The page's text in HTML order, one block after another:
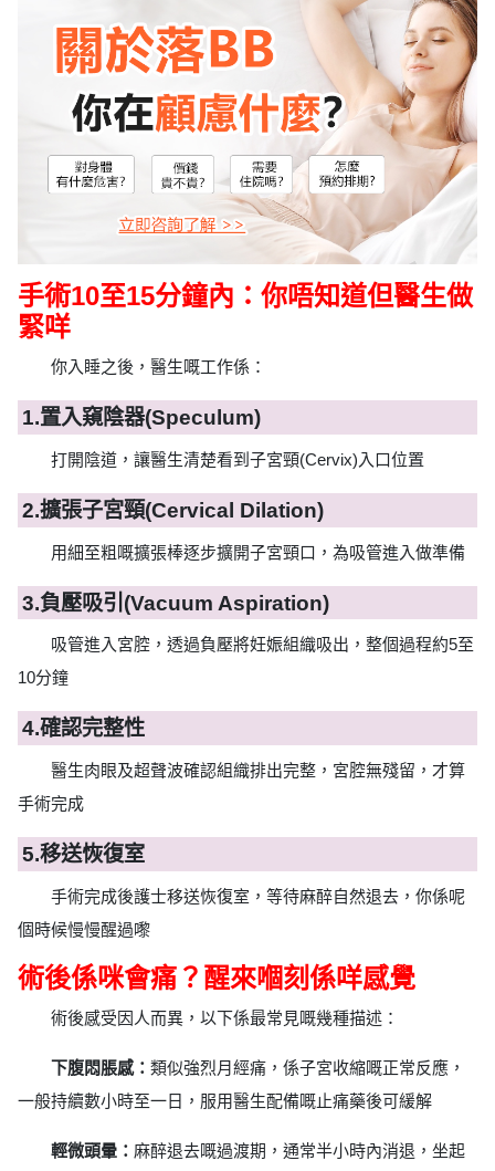
手術10至15分鐘內：你唔知道但醫生做
緊咩
你入睡之後，醫生嘅工作係：
1.置入窺陰器(Speculum)
打開陰道，讓醫生清楚看到子宮頸(Cervix)入口位置
2.擴張子宮頸(Cervical Dilation)
用細至粗嘅擴張棒逐步擴開子宮頸口，為吸管進入做準備
3.負壓吸引(Vacuum Aspiration)
吸管進入宮腔，透過負壓將妊娠組織吸出，整個過程約5至
10分鐘
4.確認完整性
醫生肉眼及超聲波確認組織排出完整，宮腔無殘留，才算
手術完成
5.移送恢復室
手術完成後護士移送恢復室，等待麻醉自然退去，你係呢
個時候慢慢醒過嚟
術後係咪會痛？醒來嗰刻係咩感覺
術後感受因人而異，以下係最常見嘅幾種描述：
下腹悶脹感： 類似強烈月經痛，係子宮收縮嘅正常反應，
一般持續數小時至一日，服用醫生配備嘅止痛藥後可緩解
輕微頭暈： 麻醉退去嘅過渡期，通常半小時內消退，坐起